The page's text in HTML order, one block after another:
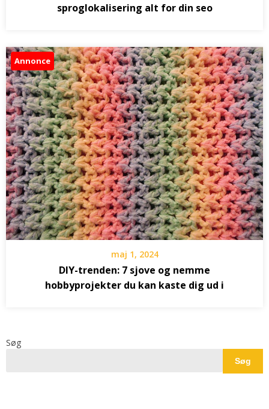
sproglokalisering alt for din seo
Annonce
maj 1, 2024
DIY-trenden: 7 sjove og nemme
hobbyprojekter du kan kaste dig ud i
Søg
Søg